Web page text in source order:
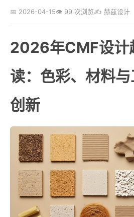
📅 2026-04-15👁️ 99 次浏览✍️ 赫兹设计
2026年CMF设计
读：色彩、材料
创新